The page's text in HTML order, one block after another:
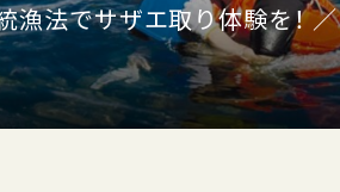
漁法でサザエ取り体験を！ ／